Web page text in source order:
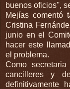
buenos oficios'',
Mejías comentó
Cristina
junio en el
hacer este
el problema.
Como
cancilleres y
definitivamente